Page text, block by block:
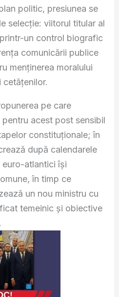
politic, presiunea se
selecție: viitorul titular al
un control biografic
comunicării publice
menținerea moralului
cetățenilor.
pe care
acest post sensibil
constituționale; în
după calendarele
euro-atlantici își
în timp ce
un nou ministru cu
temeinic și obiective